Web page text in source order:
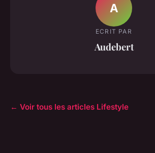
A
ECRIT PAR
Audebert
← Voir tous les articles Lifestyle